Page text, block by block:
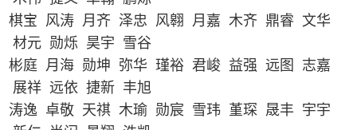
棋宝 风涛 月齐 泽忠 风翱 月嘉 木齐 鼎睿 文华
材元 勋烁 昊宇 雪谷
彬庭 月海 勋坤 弥华 瑾裕 君峻 益强 远图 志嘉
展祥 远依 捷新 丰旭
涛逸 卓敬 天祺 木瑜 勋宸 雪玮 堇琛 晟丰 宇宇